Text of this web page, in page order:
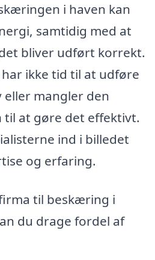
i haven kan
samtidig med at
bliver udført korrekt.
ikke tid til at udføre
mangler den
til at gøre det effektivt.
ind i billedet
og erfaring.
til beskæring i
du drage fordel af